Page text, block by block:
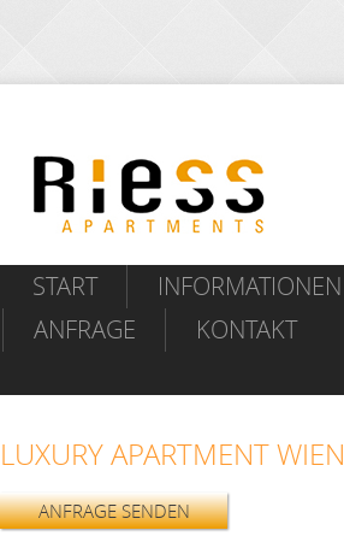
START
INFORMATIONEN
ANFRAGE
KONTAKT
LUXURY APARTMENT WIEN
ANFRAGE SENDEN